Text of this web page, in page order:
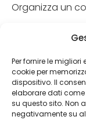
Per fornire le
cookie per
dispositivo. Il
elaborare dati
su questo sito. Non
negativamente su
Organizza un
Disclamer
Attenzione: Le
esclusivamente
costituire la
un trattamento. Le
intendono e non
diretto medico-